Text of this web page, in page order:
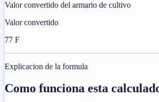
Valor convertido del armario de cultivo
Valor convertido
77 F
Explicacion de la formula
Como funciona esta